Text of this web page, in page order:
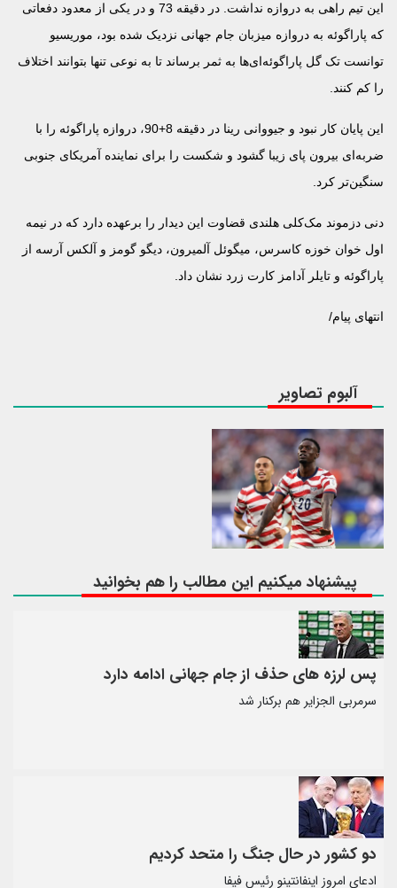
این تیم راهی به دروازه نداشت. در دقیقه 73 و در یکی از معدود دفعاتی
که پاراگوئه به دروازه میزبان جام جهانی نزدیک شده بود، موریسیو
توانست تک گل پاراگوئه‌ای‌ها به ثمر برساند تا به نوعی تنها بتوانند اختلاف
را کم کنند.
این پایان کار نبود و جیووانی رینا در دقیقه 8+90، دروازه پاراگوئه را با
ضربه‌ای بیرون پای زیبا گشود و شکست را برای نماینده آمریکای جنوبی
سنگین‌تر کرد.
دنی دزموند مک‌کلی هلندی قضاوت این دیدار را برعهده دارد که در نیمه
اول خوان خوزه کاسرس، میگوئل آلمیرون، دیگو گومز و آلکس آرسه از
پاراگوئه و تایلر آدامز کارت زرد نشان داد.
انتهای پیام/
آلبوم تصاویر
پیشنهاد میکنیم این مطالب را هم بخوانید
پس لرزه های حذف از جام جهانی ادامه دارد
سرمربی الجزایر هم برکنار شد
دو کشور در حال جنگ را متحد کردیم
ادعای امروز اینفانتینو رئیس فیفا